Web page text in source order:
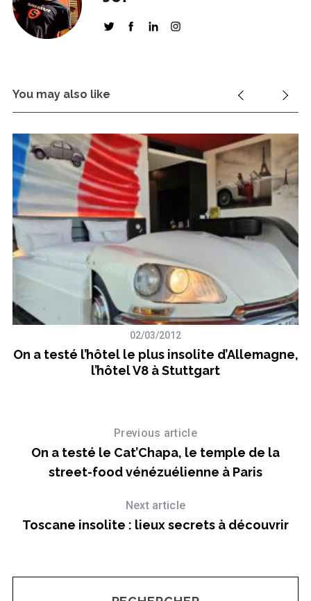
You may also like
02/03/2012
On a testé l’hôtel le plus insolite d’Allemagne,
l’hôtel V8 à Stuttgart
Previous article
On a testé le Cat’Chapa, le temple de la
street-food vénézuélienne à Paris
Next article
Toscane insolite : lieux secrets à découvrir